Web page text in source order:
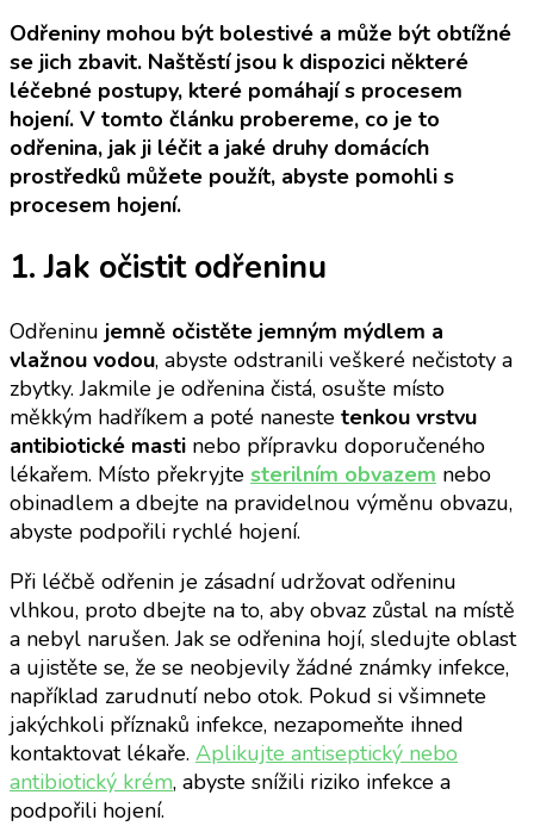
Odřeniny mohou být bolestivé a může být obtížné
se jich zbavit. Naštěstí jsou k dispozici některé
léčebné postupy, které pomáhají s procesem
hojení. V tomto článku probereme, co je to
odřenina, jak ji léčit a jaké druhy domácích
prostředků můžete použít, abyste pomohli s
procesem hojení.
1. Jak očistit odřeninu
Odřeninu jemně očistěte jemným mýdlem a
vlažnou vodou, abyste odstranili veškeré nečistoty a
zbytky. Jakmile je odřenina čistá, osušte místo
měkkým hadříkem a poté naneste tenkou vrstvu
antibiotické masti nebo přípravku doporučeného
lékařem. Místo překryjte sterilním obvazem nebo
obinadlem a dbejte na pravidelnou výměnu obvazu,
abyste podpořili rychlé hojení.
Při léčbě odřenin je zásadní udržovat odřeninu
vlhkou, proto dbejte na to, aby obvaz zůstal na místě
a nebyl narušen. Jak se odřenina hojí, sledujte oblast
a ujistěte se, že se neobjevily žádné známky infekce,
například zarudnutí nebo otok. Pokud si všimnete
jakýchkoli příznaků infekce, nezapomeňte ihned
kontaktovat lékaře. Aplikujte antiseptický nebo
antibiotický krém, abyste snížili riziko infekce a
podpořili hojení.